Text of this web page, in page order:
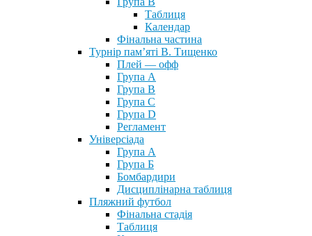
Таблиця
Календар
Фінальна частина
Турнір пам’яті В. Тищенко
Плей — офф
Група А
Група B
Група С
Група D
Регламент
Універсіада
Група А
Група Б
Бомбардири
Дисциплінарна таблиця
Пляжний футбол
Фінальна стадія
Таблиця